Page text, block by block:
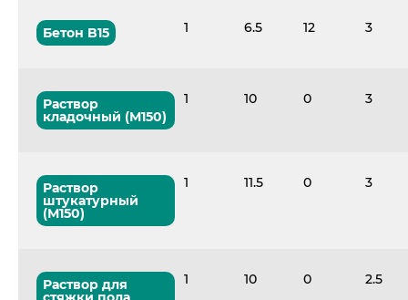
Бетон B15 1 6.5 12 3
Раствор
кладочный (М150)
1 10 0 3
Раствор
штукатурный
(М150)
1 11.5 0 3
Раствор для 1 10 0 2.5